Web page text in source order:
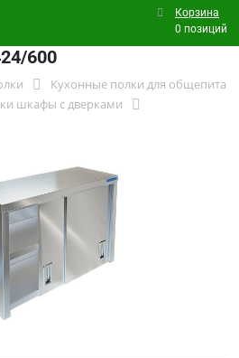
Корзина
0 позиций
600
Кухонные полки для общепита
шкафы с дверками